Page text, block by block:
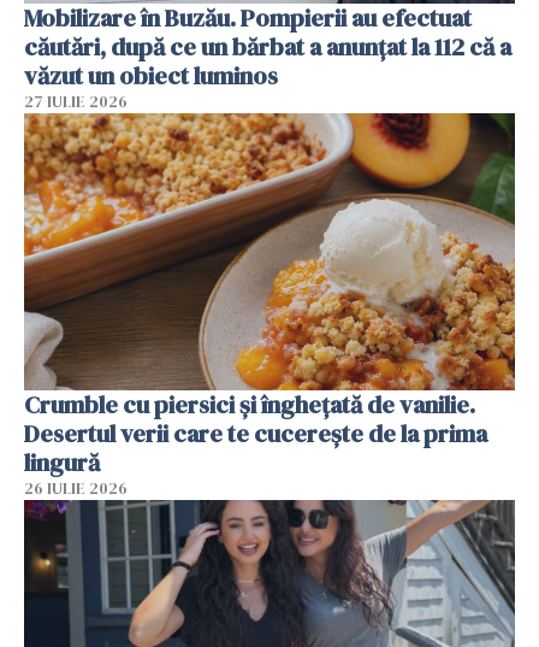
Mobilizare în Buzău. Pompierii au efectuat
căutări, după ce un bărbat a anunțat la 112 că a
văzut un obiect luminos
27 IULIE 2026
Crumble cu piersici și înghețată de vanilie.
Desertul verii care te cucerește de la prima
lingură
26 IULIE 2026